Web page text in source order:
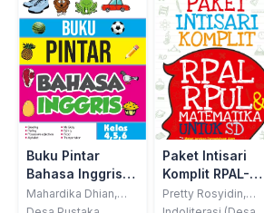
Buku Pintar
Bahasa Inggris
SD
Mahardika Dhian,
Permanasari, S.S &
Paket Intisari
Komplit RPAL-
RPUL &
Pretty Rosyidin,
Taufiq, Ira Septa